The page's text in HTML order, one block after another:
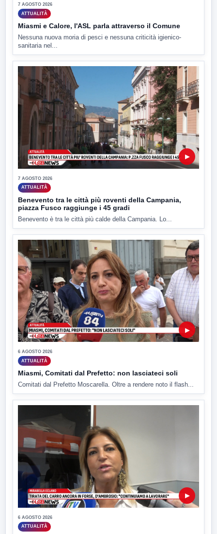
7 AGOSTO 2026
ATTUALITÀ
Miasmi e Calore, l'ASL parla attraverso il Comune
Nessuna nuova moria di pesci e nessuna criticità igienico-
sanitaria nel...
▶
7 AGOSTO 2026
ATTUALITÀ
Benevento tra le città più roventi della Campania,
piazza Fusco raggiunge i 45 gradi
Benevento è tra le città più calde della Campania. Lo...
▶
6 AGOSTO 2026
ATTUALITÀ
Miasmi, Comitati dal Prefetto: non lasciateci soli
Comitati dal Prefetto Moscarella. Oltre a rendere noto il flash...
▶
6 AGOSTO 2026
ATTUALITÀ